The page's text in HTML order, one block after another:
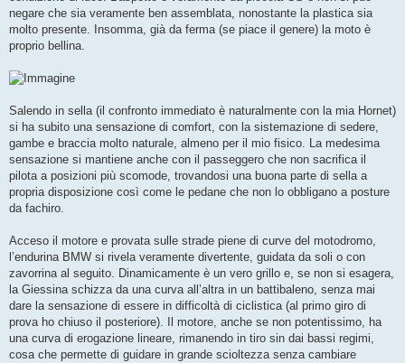
negare che sia veramente ben assemblata, nonostante la plastica sia
molto presente. Insomma, già da ferma (se piace il genere) la moto è
proprio bellina.
Salendo in sella (il confronto immediato è naturalmente con la mia Hornet)
si ha subito una sensazione di comfort, con la sistemazione di sedere,
gambe e braccia molto naturale, almeno per il mio fisico. La medesima
sensazione si mantiene anche con il passeggero che non sacrifica il
pilota a posizioni più scomode, trovandosi una buona parte di sella a
propria disposizione così come le pedane che non lo obbligano a posture
da fachiro.
Acceso il motore e provata sulle strade piene di curve del motodromo,
l’endurina BMW si rivela veramente divertente, guidata da soli o con
zavorrina al seguito. Dinamicamente è un vero grillo e, se non si esagera,
la Giessina schizza da una curva all’altra in un battibaleno, senza mai
dare la sensazione di essere in difficoltà di ciclistica (al primo giro di
prova ho chiuso il posteriore). Il motore, anche se non potentissimo, ha
una curva di erogazione lineare, rimanendo in tiro sin dai bassi regimi,
cosa che permette di guidare in grande scioltezza senza cambiare